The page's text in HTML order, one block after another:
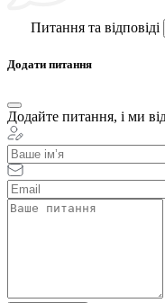
Питання та відповіді
Додати питання
Додайте питання, і ми